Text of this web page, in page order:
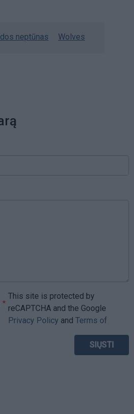
neptūnas Wolves
This site is protected by
reCAPTCHA and the Google
Privacy Policy and Terms of